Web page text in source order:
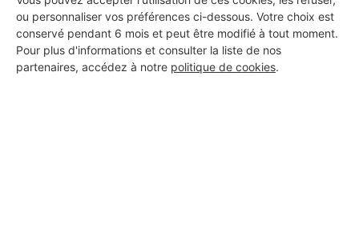
ou personnaliser vos préférences ci-dessous. Votre choix est
conservé pendant 6 mois et peut être modifié à tout moment.
Pour plus d'informations et consulter la liste de nos
partenaires, accédez à notre politique de cookies.
Voir sa fiche